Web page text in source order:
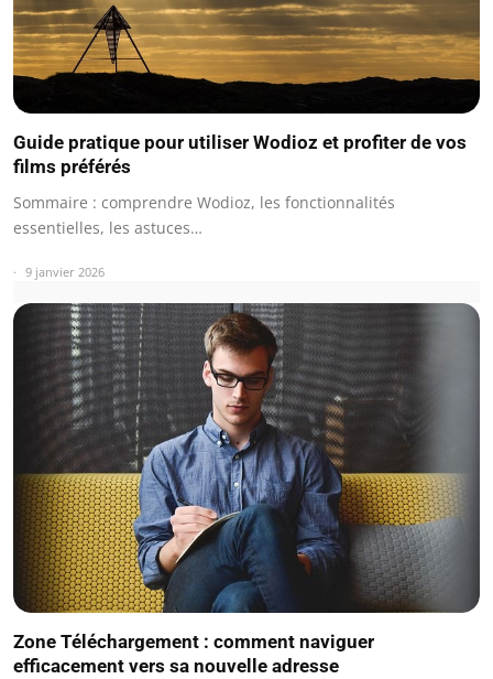
Guide pratique pour utiliser Wodioz et profiter de vos
films préférés
Sommaire : comprendre Wodioz, les fonctionnalités
essentielles, les astuces…
9 janvier 2026
Zone Téléchargement : comment naviguer
efficacement vers sa nouvelle adresse